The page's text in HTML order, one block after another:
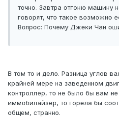
точно. Завтра отгоню машину
говорят, что такое возможно
Вопрос: Почему Джеки Чан
В том то и дело. Разница углов
крайней мере на заведенном
контроллер, то не было бы вам
иммобилайзер, то горела бы
общем, странно.